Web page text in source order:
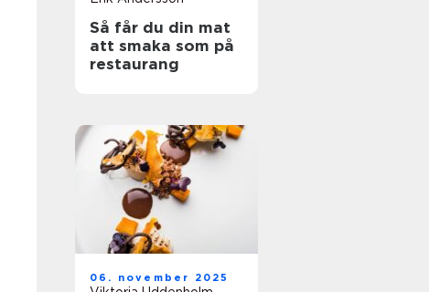
Så får du din mat
att smaka som på
restaurang
06. november 2025